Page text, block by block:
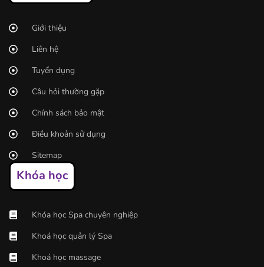
Giới thiệu
Liên hệ
Tuyển dụng
Câu hỏi thường gặp
Chính sách bảo mật
Điều khoản sử dụng
Sitemap
Khóa học
Khóa học Spa chuyên nghiệp
Khoá học quản lý Spa
Khoá học massage